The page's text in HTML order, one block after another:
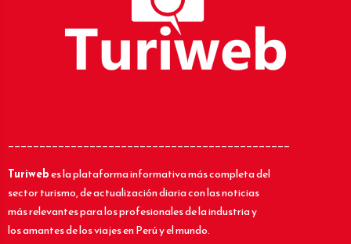
_____________________________________________
Turiwebes la plataforma informativa más completa del
sector turismo, de actualización diaria con las noticias
más relevantes para los profesionales de la industria y
los amantes de los viajes en Perú y el mundo.